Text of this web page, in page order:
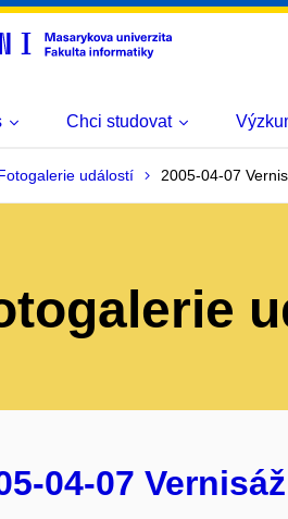
Chci studovat
událostí 2005-04-07
04-07